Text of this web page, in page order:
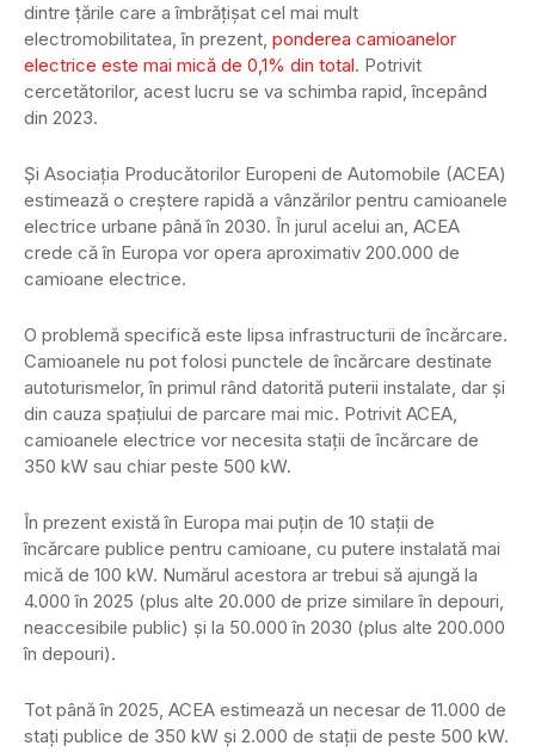
dintre țările care a îmbrățișat cel mai mult
electromobilitatea, în prezent, ponderea camioanelor
electrice este mai mică de 0,1% din total. Potrivit
cercetătorilor, acest lucru se va schimba rapid, începând
din 2023.
Și Asociația Producătorilor Europeni de Automobile (ACEA)
estimează o creștere rapidă a vânzărilor pentru camioanele
electrice urbane până în 2030. În jurul acelui an, ACEA
crede că în Europa vor opera aproximativ 200.000 de
camioane electrice.
O problemă specifică este lipsa infrastructurii de încărcare.
Camioanele nu pot folosi punctele de încărcare destinate
autoturismelor, în primul rând datorită puterii instalate, dar și
din cauza spațiului de parcare mai mic. Potrivit ACEA,
camioanele electrice vor necesita stații de încărcare de
350 kW sau chiar peste 500 kW.
În prezent există în Europa mai puțin de 10 stații de
încărcare publice pentru camioane, cu putere instalată mai
mică de 100 kW. Numărul acestora ar trebui să ajungă la
4.000 în 2025 (plus alte 20.000 de prize similare în depouri,
neaccesibile public) și la 50.000 în 2030 (plus alte 200.000
în depouri).
Tot până în 2025, ACEA estimează un necesar de 11.000 de
stați publice de 350 kW și 2.000 de stații de peste 500 kW.